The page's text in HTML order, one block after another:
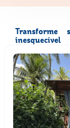
Transforme
inesquecível